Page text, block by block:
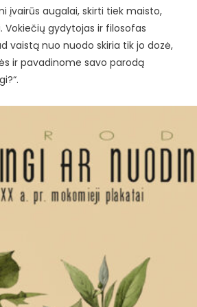
įvairūs augalai, skirti tiek maisto,
Vokiečių gydytojas ir filosofas
vaistą nuo nuodo skiria tik jo dozė,
ir pavadinome savo parodą